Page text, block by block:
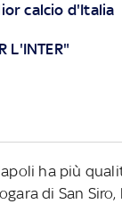
calcio d'Italia
L'INTER"
ha più
di San